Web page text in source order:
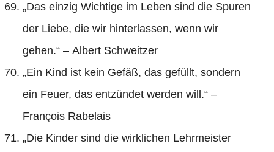
„Das einzig Wichtige im Leben sind die Spuren
der Liebe, die wir hinterlassen, wenn wir
gehen.“ – Albert Schweitzer
„Ein Kind ist kein Gefäß, das gefüllt, sondern
ein Feuer, das entzündet werden will.“ –
François Rabelais
„Die Kinder sind die wirklichen Lehrmeister